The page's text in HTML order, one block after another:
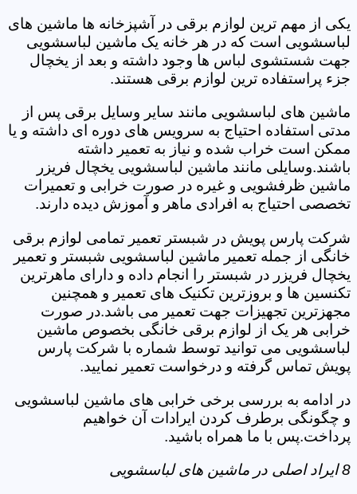
یکی از مهم ترین لوازم برقی در آشپزخانه ها ماشین های
لباسشویی است که در هر خانه یک ماشین لباسشویی
جهت شستشوی لباس ها وجود داشته و بعد از یخچال
جزء پراستفاده ترین لوازم برقی هستند.
ماشین های لباسشویی مانند سایر وسایل برقی پس از
مدتی استفاده احتیاج به سرویس های دوره ای داشته و یا
ممکن است خراب شده و نیاز به تعمیر داشته
باشند.وسایلی مانند ماشین لباسشویی یخچال فریزر
ماشین ظرفشویی و غیره در صورت خرابی و تعمیرات
تخصصی احتیاج به افرادی ماهر و آموزش دیده دارند.
شرکت پارس پویش در شبستر تعمیر تمامی لوازم برقی
خانگی از جمله تعمیر ماشین لباسشویی شبستر و تعمیر
یخچال فریزر در شبستر را انجام داده و دارای ماهرترین
تکنسین ها و بروزترین تکنیک های تعمیر و همچنین
مجهزترین تجهیزات جهت تعمیر می باشد.در صورت
خرابی هر یک از لوازم برقی خانگی بخصوص ماشین
لباسشویی می توانید توسط شماره با شرکت پارس
پویش تماس گرفته و درخواست تعمیر نمایید.
در ادامه به بررسی برخی خرابی های ماشین لباسشویی
و چگونگی برطرف کردن ایرادات آن خواهیم
پرداخت.پس با ما همراه باشید.
8 ایراد اصلی در ماشین های لباسشویی